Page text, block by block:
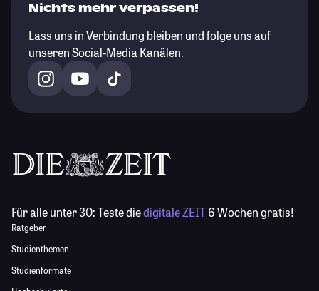
Nichts mehr verpassen!
Lass uns in Verbindung bleiben und folge uns auf
unseren Social-Media Kanälen.
Für alle unter 30:Teste diedigitale ZEIT6 Wochen gratis!
Ratgeber
Studienthemen
Studienformate